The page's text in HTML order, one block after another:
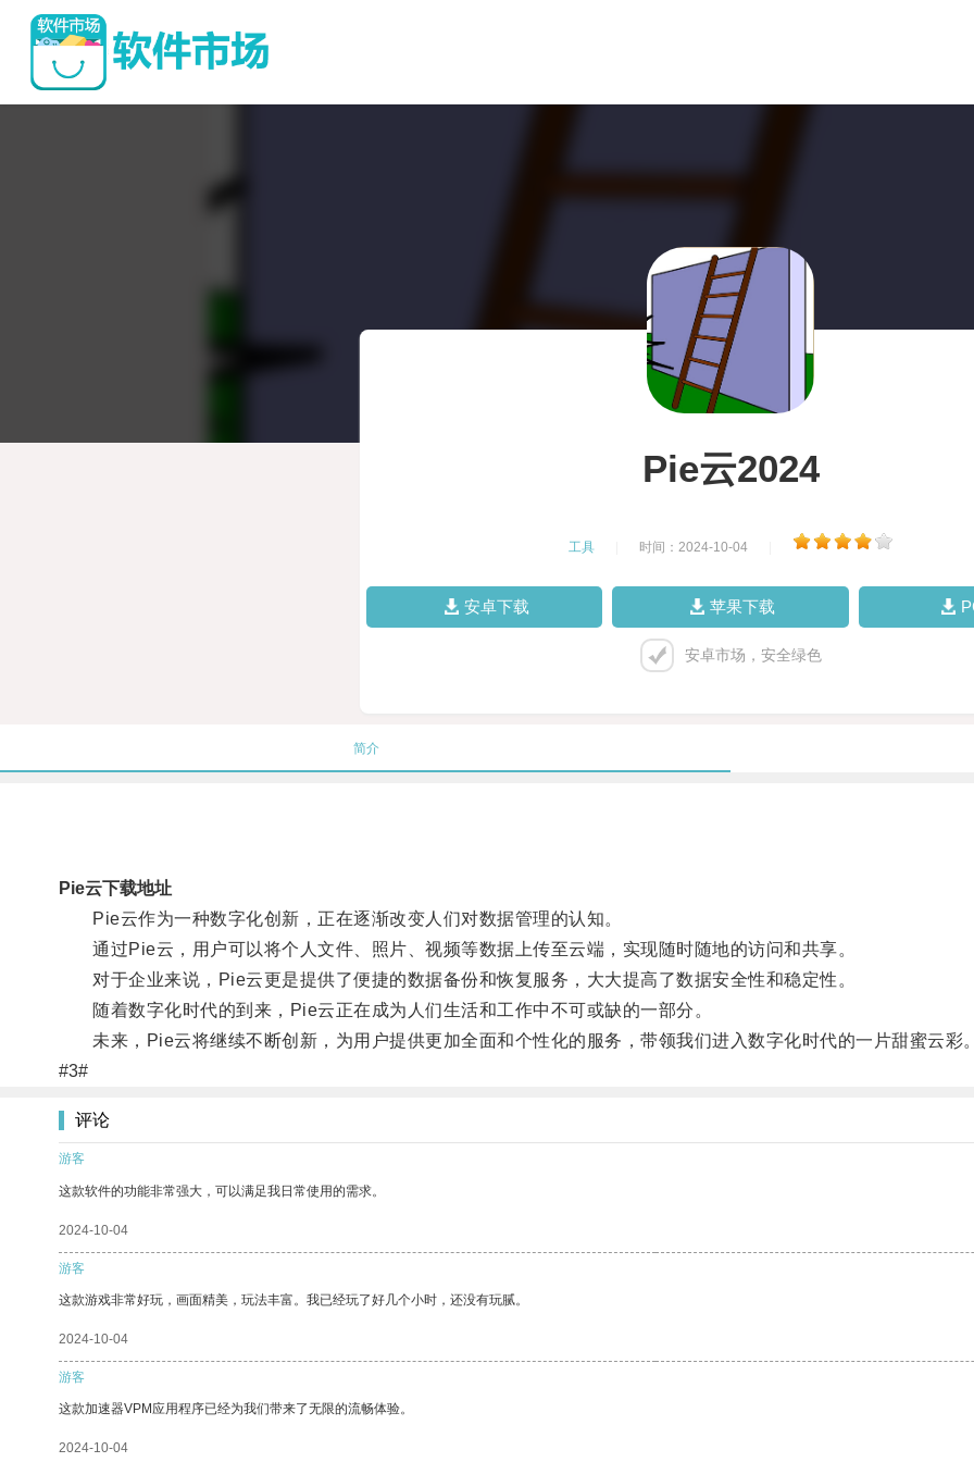
Pie云2024
工具 时间：2024-10-04
安卓下载 苹果下载
安卓市场，安全绿色
简介
Pie云下载地址
Pie云作为一种数字化创新，正在逐渐改变人们对数据管理的认知。
通过Pie云，用户可以将个人文件、照片、视频等数据上传至云端，实现随时随地的访问和共享。
对于企业来说，Pie云更是提供了便捷的数据备份和恢复服务，大大提高了数据安全性和稳定性。
随着数字化时代的到来，Pie云正在成为人们生活和工作中不可或缺的一部分。
未来，Pie云将继续不断创新，为用户提供更加全面和个性化的服务，带领我们进入数字化时代的一片甜蜜云彩。
#3#
评论
游客
这款软件的功能非常强大，可以满足我日常使用的需求。
2024-10-04
游客
这款游戏非常好玩，画面精美，玩法丰富。我已经玩了好几个小时，还没有玩腻。
2024-10-04
游客
这款加速器VPM应用程序已经为我们带来了无限的流畅体验。
2024-10-04